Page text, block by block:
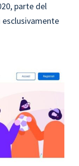
parte del
esclusivamente